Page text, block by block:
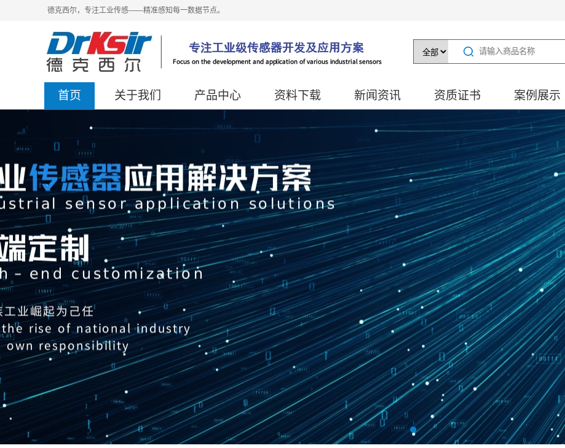
德克西尔，专注工业传感——精准感知每一数据节点。
首页 关于我们 产品中心 资料下载 新闻资讯 资质证书 案例展示